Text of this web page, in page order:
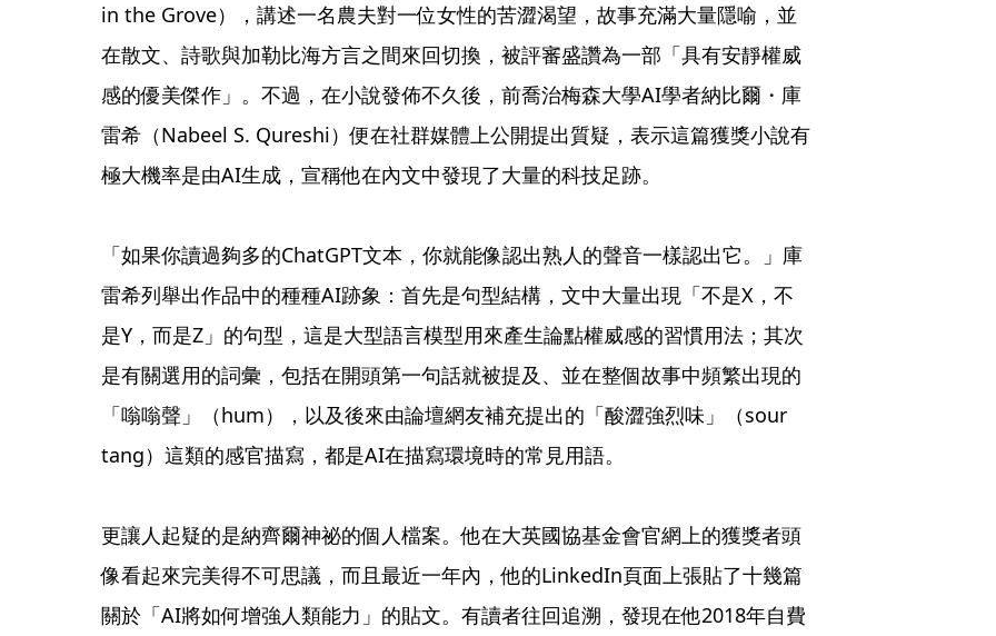
in the Grove），講述一名農夫對一位女性的苦澀渴望，故事充滿大量隱喻，並
在散文、詩歌與加勒比海方言之間來回切換，被評審盛讚為一部「具有安靜權威
感的優美傑作」。不過，在小說發佈不久後，前喬治梅森大學AI學者納比爾・庫
雷希（Nabeel S. Qureshi）便在社群媒體上公開提出質疑，表示這篇獲獎小說有
極大機率是由AI生成，宣稱他在內文中發現了大量的科技足跡。
「如果你讀過夠多的ChatGPT文本，你就能像認出熟人的聲音一樣認出它。」庫
雷希列舉出作品中的種種AI跡象：首先是句型結構，文中大量出現「不是X，不
是Y，而是Z」的句型，這是大型語言模型用來產生論點權威感的習慣用法；其次
是有關選用的詞彙，包括在開頭第一句話就被提及、並在整個故事中頻繁出現的
「嗡嗡聲」（hum），以及後來由論壇網友補充提出的「酸澀強烈味」（sour
tang）這類的感官描寫，都是AI在描寫環境時的常見用語。
更讓人起疑的是納齊爾神祕的個人檔案。他在大英國協基金會官網上的獲獎者頭
像看起來完美得不可思議，而且最近一年內，他的LinkedIn頁面上張貼了十幾篇
關於「AI將如何增強人類能力」的貼文。有讀者往回追溯，發現在他2018年自費